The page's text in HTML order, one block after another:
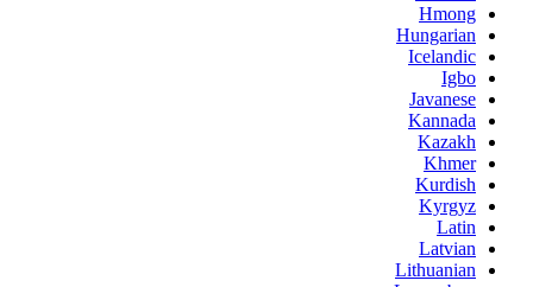
Hmong
Hungarian
Icelandic
Igbo
Javanese
Kannada
Kazakh
Khmer
Kurdish
Kyrgyz
Latin
Latvian
Lithuanian